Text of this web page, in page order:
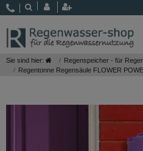
Sie sind hier:
Regenspeicher - für
Regentonne Regensäule FLOWER